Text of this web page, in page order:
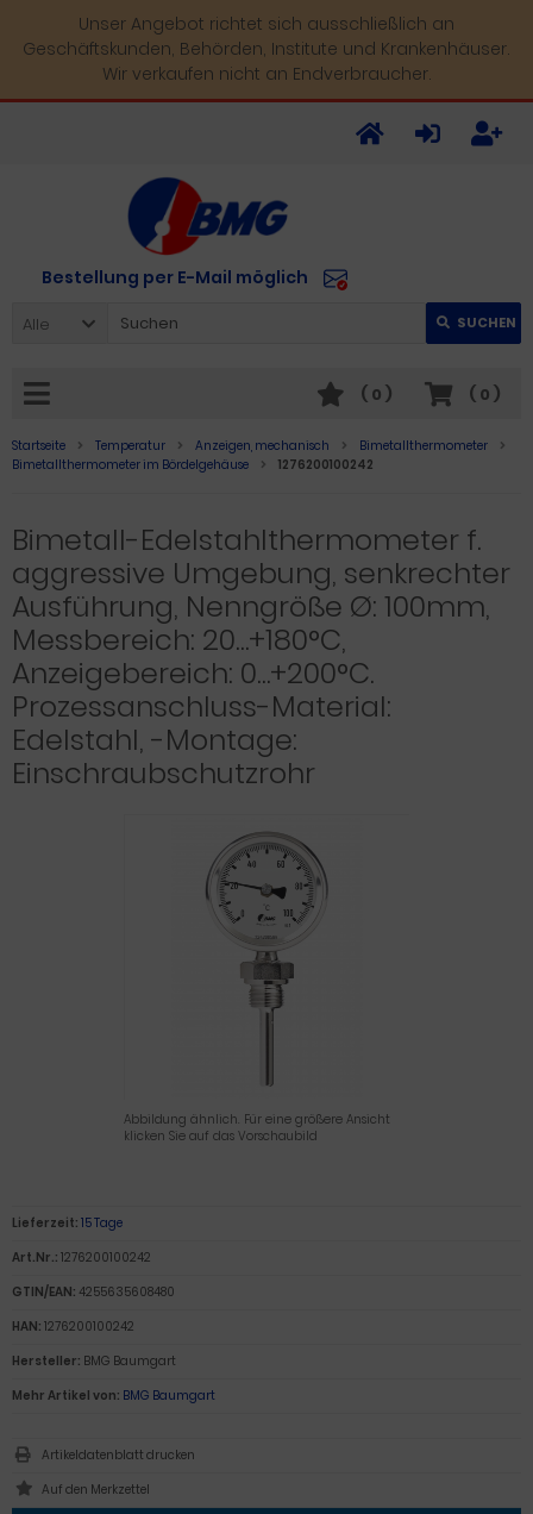
Unser Angebot richtet sich ausschließlich an
Geschäftskunden, Behörden, Institute und Krankenhäuser.
Wir verkaufen nicht an Endverbraucher.
Bestellung per E-Mail möglich
Alle SUCHEN
( 0 )
( 0 )
Startseite Temperatur Anzeigen, mechanisch
Bimetallthermometer
Bimetallthermometer im Bördelgehäuse
1276200100242
Bimetall-Edelstahlthermometer f.
aggressive Umgebung, senkrechter
Ausführung, Nenngröße Ø: 100mm,
Messbereich: 20…+180°C,
Anzeigebereich: 0…+200°C.
Prozessanschluss-Material:
Edelstahl, -Montage:
Einschraubschutzrohr
Abbildung ähnlich. Für eine größere Ansicht
klicken Sie auf das Vorschaubild
Lieferzeit: 15 Tage
Art.Nr.: 1276200100242
GTIN/EAN: 4255635608480
HAN: 1276200100242
Hersteller: BMG Baumgart
Mehr Artikel von: BMG Baumgart
Artikeldatenblatt drucken